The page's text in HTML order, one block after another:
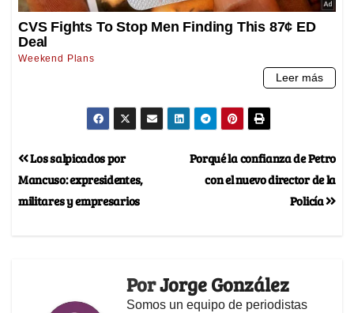
Porqué la confianza de Petro
con el nuevo director de la
Policía
Los salpicados por
Mancuso: expresidentes,
militares y empresarios
PorJorge González
Somos un equipo de periodistas